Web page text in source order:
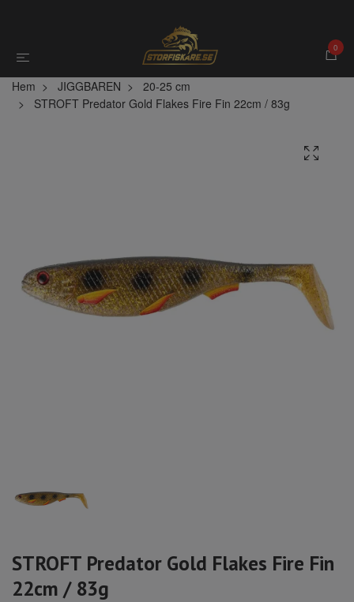
0
Hem JIGGBAREN
20-25 cm
STROFT Predator Gold Flakes Fire Fin 22cm / 83g
STROFT Predator Gold Flakes Fire Fin
22cm / 83g